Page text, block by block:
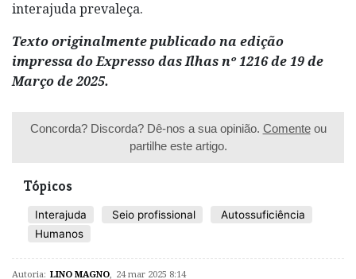
interajuda prevaleça.
Texto originalmente publicado na edição
impressa do Expresso das Ilhas nº 1216 de 19 de
Março de 2025.
Concorda? Discorda? Dê-nos a sua opinião. Comenteou
partilhe este artigo.
Tópicos
Interajuda Seio profissional
Autossuficiência
Humanos
Autoria: LINO MAGNO 24 mar 2025 8:14